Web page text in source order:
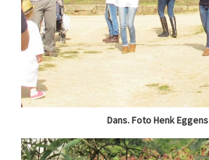
Dans. Foto Henk Eggens